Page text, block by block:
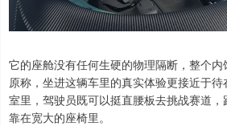
它的座舱没有任何生硬的物理隔断，整个
原称，坐进这辆车里的真实体验更接近于
室里，驾驶员既可以挺直腰板去挑战赛道
靠在宽大的座椅里。